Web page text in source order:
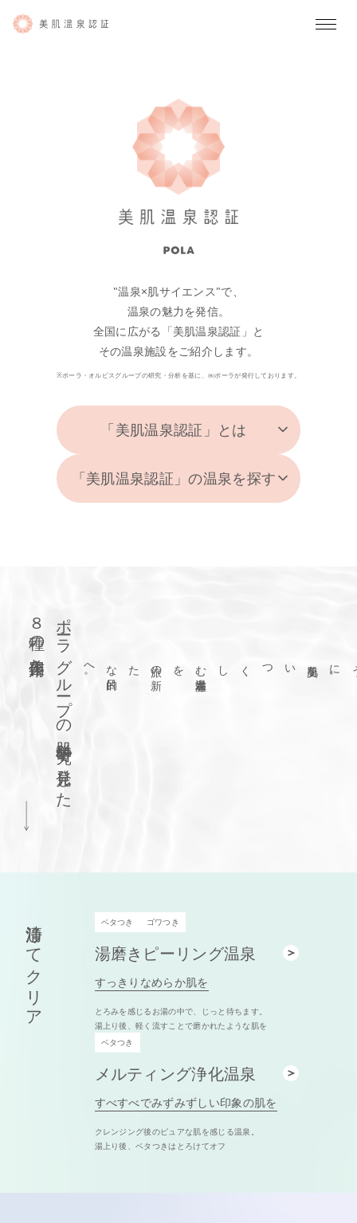
"温泉×肌サイエンス"で、
温泉の魅力を発信。
全国に広がる「美肌温泉認証」と
その温泉施設をご紹介します。
※ポーラ・オルビスグループの研究・分析を基に、㈱ポーラが発行しております。
「美肌温泉認証」とは
「美肌温泉認証」の温泉を探す
ポーラグループの
肌科学研究で発見した
８種の美容作用
。
美肌をいつくしむ
温泉滞在
を
、
旅の
新
たな
目的
へ
。
清浄してクリア ベタつき ゴワつき
湯磨きピーリング温泉
すっきりなめらか肌を
とろみを感じるお湯の中で、じっと待ちます。
湯上り後、軽く流すことで磨かれたような肌を
ベタつき
メルティング浄化温泉
すべすべでみずみずしい印象の肌を
クレンジング後のピュアな肌を感じる温泉。
湯上り後、ベタつきはとろけてオフ